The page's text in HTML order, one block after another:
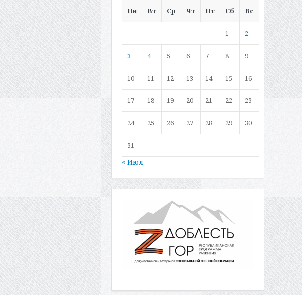
Пн
Вт Ср Чт Пт Сб Вс
1 2
3 4 5 6 7 8 9
10 11 12 13 14 15 16
17 18 19 20 21 22 23
24 25 26 27 28 29 30
31
« Июл